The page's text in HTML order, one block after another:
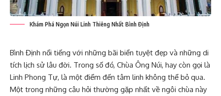
Khám Phá Ngọn Núi Linh Thiêng Nhất Bình Định
Bình Định nổi tiếng với những bãi biển tuyệt đẹp và những di
tích lịch sử lâu đời. Trong số đó, Chùa Ông Núi, hay còn gọi là
Linh Phong Tự, là một điểm đến tâm linh không thể bỏ qua.
Một trong những câu hỏi thường gặp nhất về ngôi chùa này